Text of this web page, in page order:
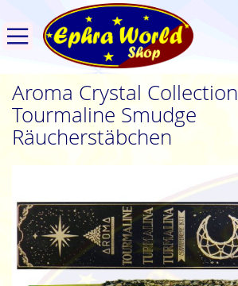
Aroma Crystal Collection
Tourmaline Smudge
Räucherstäbchen
der
Bildgalerie
springen